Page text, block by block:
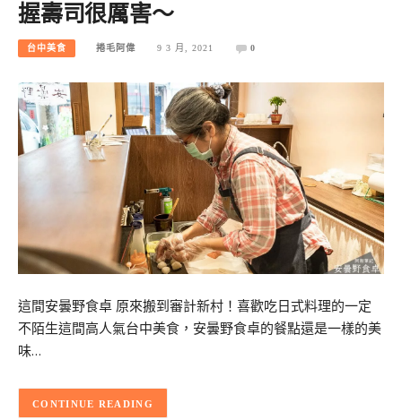
握壽司很厲害～
台中美食 捲毛阿偉 9 3 月, 2021 0
這間安曇野食卓 原來搬到審計新村！喜歡吃日式料理的一定
不陌生這間高人氣台中美食，安曇野食卓的餐點還是一樣的美
味…
CONTINUE READING